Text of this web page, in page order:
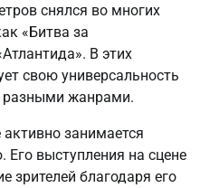
снялся во многих
«Битва за
В этих
свою универсальность
разными жанрами.
занимается
Его выступления на сцене
зрителей благодаря его